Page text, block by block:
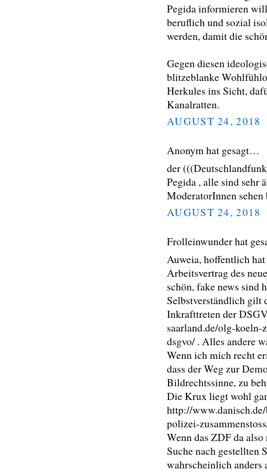
Pegida informieren
beruflich und sozial
werden, damit die
Gegen diesen
blitzeblanke
Herkules ins Sicht,
Kanalratten.
AUGUST 24, 2018
Anonym hat gesagt…
der
Pegida , alle sind sehr
ModeratorInnen
AUGUST 24, 2018
Frolleinwunder hat
Auweia, hoffentlich
Arbeitsvertrag des
schön, fake news sind
Selbstverständlich gilt
Inkrafttreten der
saarland.de/olg-
dsgvo/ . Alles andere
Wenn ich mich recht
dass der Weg zur
Bildrechtssinne, zu
Die Krux liegt wohl
http://
polizei-
Wenn das ZDF da
Suche nach gestellten
wahrscheinlich anders